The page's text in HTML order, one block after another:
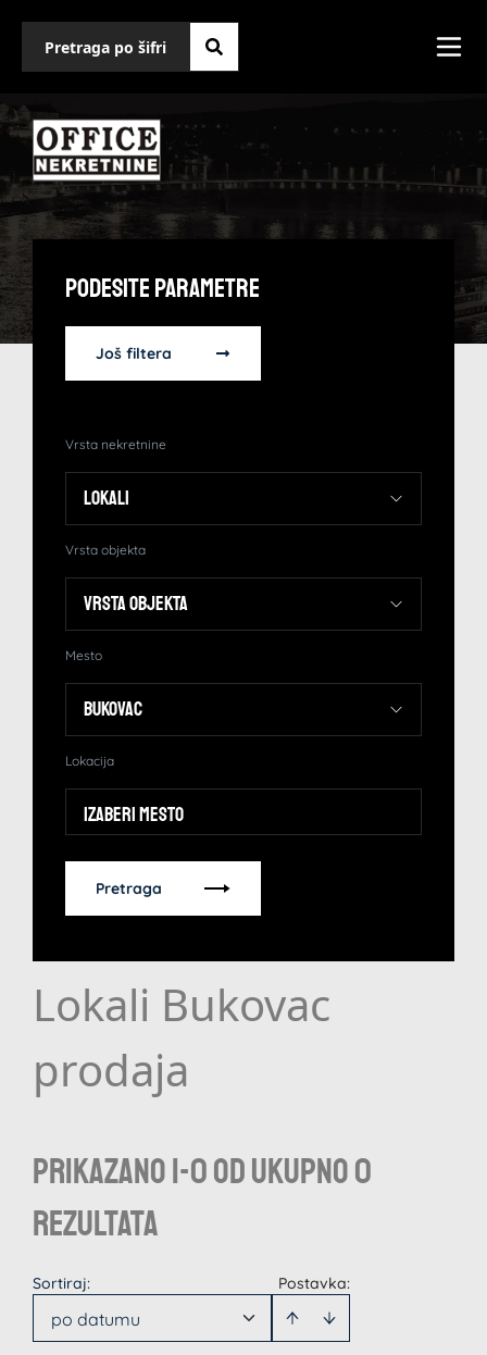
Podesite Parametre
Još filtera
Vrsta nekretnine
Vrsta objekta
Mesto
Lokacija
Izaberi mesto
Pretraga
Lokali Bukovac
prodaja
Prikazano 1-0 od ukupno 0
rezultata
Postavka:
Sortiraj:
po datumu